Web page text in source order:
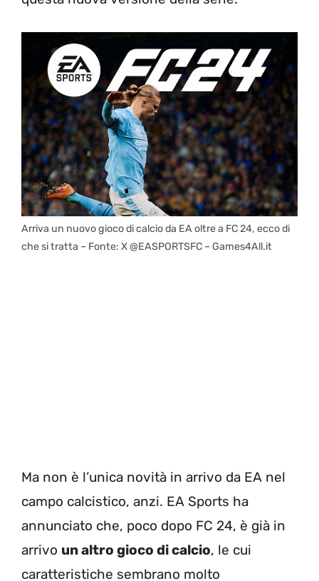
Arriva un nuovo gioco di calcio da EA oltre a FC 24, ecco di
che si tratta – Fonte: X @EASPORTSFC – Games4All.it
Ma non è l’unica novità in arrivo da EA nel
campo calcistico, anzi. EA Sports ha
annunciato che, poco dopo FC 24, è già in
arrivo un altro gioco di calcio, le cui
caratteristiche sembrano molto